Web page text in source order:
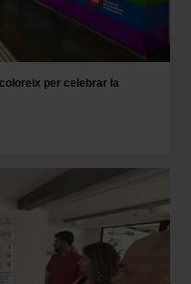
per celebrar la